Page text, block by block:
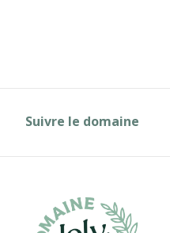
Suivre le domaine